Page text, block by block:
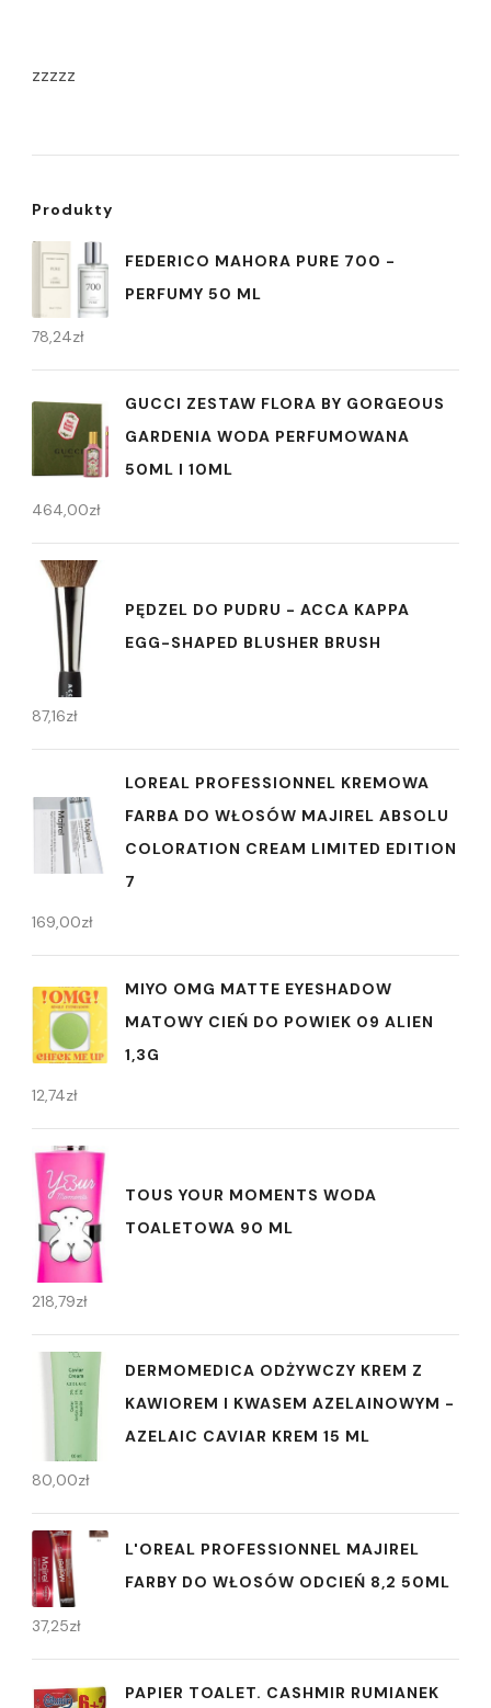
zzzzz
Produkty
FEDERICO MAHORA PURE 700 -
PERFUMY 50 ML
78,24zł
GUCCI ZESTAW FLORA BY GORGEOUS
GARDENIA WODA PERFUMOWANA
50ML I 10ML
464,00zł
PĘDZEL DO PUDRU - ACCA KAPPA
EGG-SHAPED BLUSHER BRUSH
87,16zł
LOREAL PROFESSIONNEL KREMOWA
FARBA DO WŁOSÓW MAJIREL ABSOLU
COLORATION CREAM LIMITED EDITION
7
169,00zł
MIYO OMG MATTE EYESHADOW
MATOWY CIEŃ DO POWIEK 09 ALIEN
1,3G
12,74zł
TOUS YOUR MOMENTS WODA
TOALETOWA 90 ML
218,79zł
DERMOMEDICA ODŻYWCZY KREM ​​Z
KAWIOREM I KWASEM AZELAINOWYM -
AZELAIC CAVIAR KREM 15 ML
80,00zł
L'OREAL PROFESSIONNEL MAJIREL
FARBY DO WŁOSÓW ODCIEŃ 8,2 50ML
37,25zł
PAPIER TOALET. CASHMIR RUMIANEK